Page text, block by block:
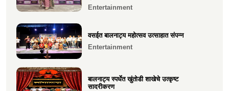
जगप्रसिद्ध कॉम्रेड्स अल्ट्रा मॅरेथॉनमध्ये आदिती सावे
मुंबई फ्युजन फेस्ट 2026 मध्ये दहिसरच्या कृपाली भूषण
अंबारे) हिचे...
Entertainment
वसईत बालनाट्य महोत्सव उत्साहात संपन्न
Entertainment
बालनाट्य स्पर्धेत खुंतोडी शाखेचे उत्कृष्ट
सादरीकरण